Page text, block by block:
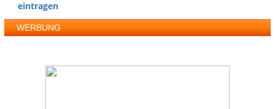
eintragen
WERBUNG